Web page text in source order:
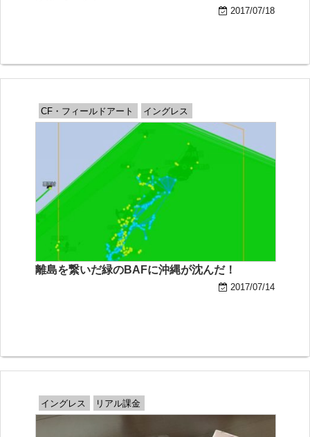
2017/07/18
CF・フィールドアート イングレス
離島を繋いだ緑のBAFに沖縄が沈んだ！
2017/07/14
イングレス リアル課金